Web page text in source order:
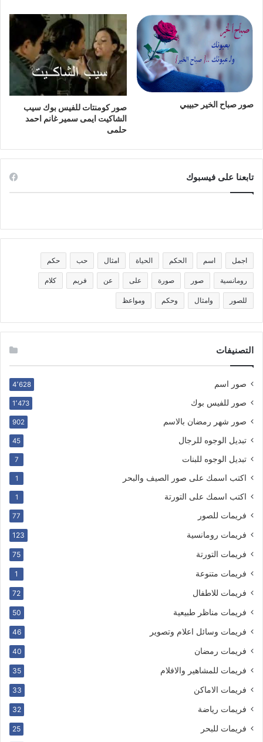
صور صباح الخير حبيبي
صور كومنتات للفيس بوك سيب
الشاكيت ايمى سمير غانم احمد
حلمى
تابعنا على فيسبوك
اجمل اسم الحكم الحياة امثال حب حكم
رومانسية صور صورة على عن فريم كلام
للصور وامثال وحكم ومواعظ
التصنيفات
صور اسم 4٬628
صور للفيس بوك 1٬473
صور شهر رمضان بالاسم 902
تبديل الوجوه للرجال 45
تبديل الوجوه للبنات 7
اكتب اسمك على صور الصيف والبحر 1
اكتب اسمك على التورتة 1
فريمات للصور 77
فريمات رومانسية 123
فريمات التورتة 75
فريمات متنوعة 1
فريمات للاطفال 72
فريمات مناظر طبيعية 50
فريمات وسائل اعلام وتصوير 46
فريمات رمضان 40
فريمات للمشاهير والافلام 35
فريمات الاماكن 33
فريمات رياضة 32
فريمات للبحر 25